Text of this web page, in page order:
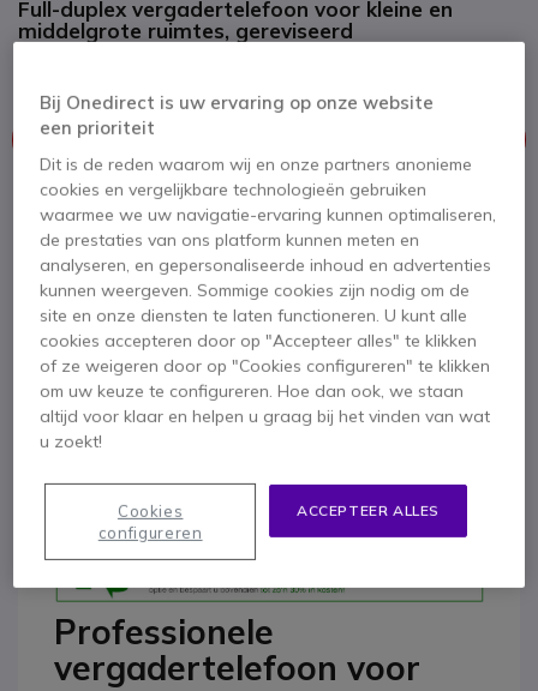
Full-duplex vergadertelefoon voor kleine en
middelgrote ruimtes, gereviseerd
Dit product wordt niet meer geproduceerd.
Om u van dienst te zijn bieden wij vergelijkbare producten aan
Bekijk alternatieven
Productbeschrijving
Professionele
vergadertelefoon voor
Bij Onedirect is uw ervaring op onze website
een prioriteit
Dit is de reden waarom wij en onze partners anonieme
cookies en vergelijkbare technologieën gebruiken
waarmee we uw navigatie-ervaring kunnen optimaliseren,
de prestaties van ons platform kunnen meten en
analyseren, en gepersonaliseerde inhoud en advertenties
kunnen weergeven. Sommige cookies zijn nodig om de
site en onze diensten te laten functioneren. U kunt alle
cookies accepteren door op "Accepteer alles" te klikken
of ze weigeren door op "Cookies configureren" te klikken
om uw keuze te configureren. Hoe dan ook, we staan
altijd voor klaar en helpen u graag bij het vinden van wat
u zoekt!
ACCEPTEER ALLES
Cookies
configureren